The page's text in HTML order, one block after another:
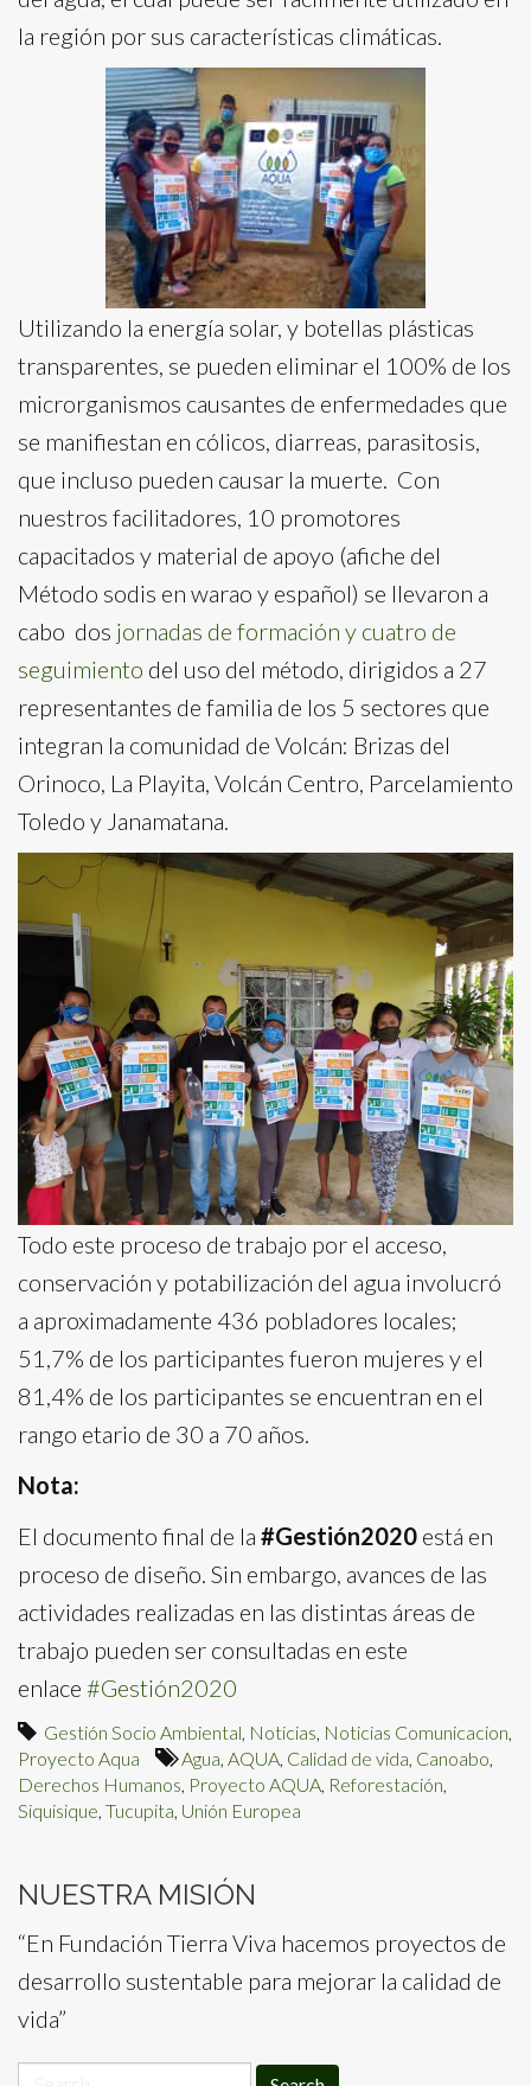
la región por sus características climáticas.
Utilizando la energía solar, y botellas plásticas
transparentes, se pueden eliminar el 100% de los
microrganismos causantes de enfermedades que
se manifiestan en cólicos, diarreas, parasitosis,
que incluso pueden causar la muerte. Con
nuestros facilitadores, 10 promotores
capacitados y material de apoyo (afiche del
Método sodis en warao y español) se llevaron a
cabo dos jornadas de formación y cuatro de
seguimiento del uso del método, dirigidos a 27
representantes de familia de los 5 sectores que
integran la comunidad de Volcán: Brizas del
Orinoco, La Playita, Volcán Centro, Parcelamiento
Toledo y Janamatana.
Todo este proceso de trabajo por el acceso,
conservación y potabilización del agua involucró
a aproximadamente 436 pobladores locales;
51,7% de los participantes fueron mujeres y el
81,4% de los participantes se encuentran en el
rango etario de 30 a 70 años.
Nota:
El documento final de la #Gestión2020 está en
proceso de diseño. Sin embargo, avances de las
actividades realizadas en las distintas áreas de
trabajo pueden ser consultadas en este
enlace #Gestión2020
Gestión Socio Ambiental, Noticias, Noticias Comunicacion,
Proyecto Aqua
Agua, AQUA, Calidad de vida, Canoabo,
Derechos Humanos, Proyecto AQUA, Reforestación,
Siquisique, Tucupita, Unión Europea
NUESTRA MISIÓN
“En Fundación Tierra Viva hacemos proyectos de
desarrollo sustentable para mejorar la calidad de
vida”